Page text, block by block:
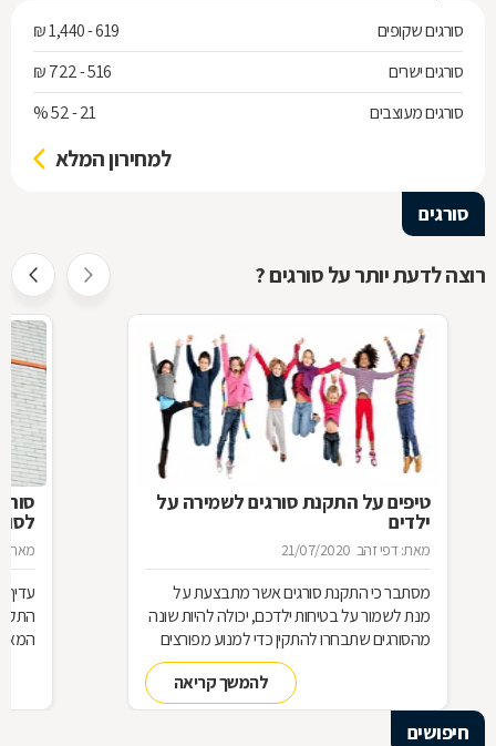
סורגים שקופים
619 - 1,440 ₪
סורגים ישרים
516 - 722 ₪
סורגים מעוצבים
21 - 52 %
למחירון המלא
סורגים
רוצה לדעת יותר על סורגים ?
טיפים על התקנת סורגים לשמירה על
ילדים
מאת: דפי זהב 21/07/2020
מסתבר כי התקנת סורגים אשר מתבצעת על
מנת לשמור על בטיחות ילדכם, יכולה להיות שונה
מהסורגים שתבחרו להתקין כדי למנוע מפורצים
להיכנס לביתכם. אילו סורגים מתאימים לשמירה
על בטיחות ילדכם? מדוע חשוב להקפיד על
סורגים מגולוונים? כיצד ניתן למנוע היווצרות חלודה
על הסורגים? כל הטיפים לפניכם
להמשך קריאה
מאת:
חיפושים